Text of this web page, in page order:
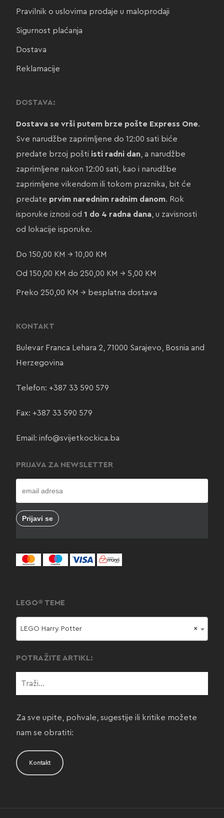
Pravilnik o uslovima prodaje u maloprodaji
Sigurnost plaćanja
Dostava
Reklamacije
DOSTAVA:
Dostava se vrši putem brze pošte Express One.
Sve narudžbe zaprimljene do 12:00 sati biće
predate brzoj pošti isti radni dan, a narudžbe
zaprimljene nakon 12:00 sati, kao i narudžbe
zaprimljene vikendom ili tokom praznika, bit će
predate prvim narednim radnim danom. Rok
isporuke iznosi od 1 do 4 radna dana, u zavisnosti
od lokacije isporuke.
Do 150,00 KM → 10,00 KM
Od 150,00 KM do 250,00 KM → 5,00 KM
Preko 250,00 KM → besplatna dostava
KONTAKT
Bulevar Franca Lehara 2, 71000 Sarajevo, Bosnia and
Herzegovina
Telefon: +387 33 590 579
Fax: +387 33 590 579
Email: info@svijetkockica.ba
PRIJAVA ZA NEWSLETTER
LEGO® TEME
×
LEGO Harry Potter
POTRAŽITE ARTIKL:
Za sve upite, pohvale, sugestije ili kritike možete
nam se obratiti:
Kontakt